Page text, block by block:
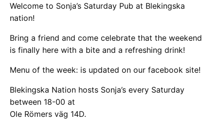
Welcome to Sonja’s Saturday Pub at Blekingska
nation!
Bring a friend and come celebrate that the weekend
is finally here with a bite and a refreshing drink!
Menu of the week: is updated on our facebook site!
Blekingska Nation hosts Sonja’s every Saturday
between 18-00 at
Ole Römers väg 14D.